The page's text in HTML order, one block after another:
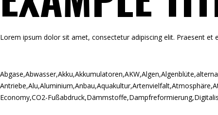
Lorem ipsum dolor sit amet, consectetur adipiscing elit. Praesent et
Abgase,Abwasser,Akku,Akkumulatoren,AKW,Algen,Algenblüte,
Antriebe,Alu,Aluminium,Anbau,Aquakultur,Artenvielfalt,Atmosphäre,
Economy,CO2-Fußabdruck,Dämmstoffe,Dampfreformierung,